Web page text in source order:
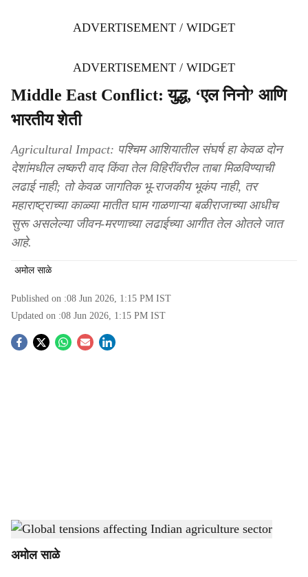
ADVERTISEMENT / WIDGET
ADVERTISEMENT / WIDGET
Middle East Conflict: युद्ध, ‘एल निनो’ आणि
भारतीय शेती
Agricultural Impact: पश्चिम आशियातील संघर्ष हा केवळ दोन
देशांमधील लष्करी वाद किंवा तेल विहिरींवरील ताबा मिळविण्याची
लढाई नाही; तो केवळ जागतिक भू-राजकीय भूकंप नाही, तर
महाराष्ट्राच्या काळ्या मातीत घाम गाळणाऱ्या बळीराजाच्या आधीच
सुरू असलेल्या जीवन-मरणाच्या लढाईच्या आगीत तेल ओतले जात
आहे.
अमोल साळे
Published on :08 Jun 2026, 1:15 PM IST
Updated on :08 Jun 2026, 1:15 PM IST
S
Impact of Middle East conflict on fertilizer supply in India-Agrowon
अमोल साळे